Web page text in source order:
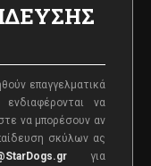
επαγγελματικά
να
να μπορέσουν αν
σκύλων ας
για